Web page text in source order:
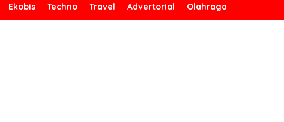
Ekobis Techno Travel Advertorial Olahraga